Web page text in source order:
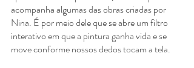
acompanha algumas das obras criadas por
Nina. É por meio dele que se abre um filtro
interativo em que a pintura ganha vida e se
move conforme nossos dedos tocam a tela.